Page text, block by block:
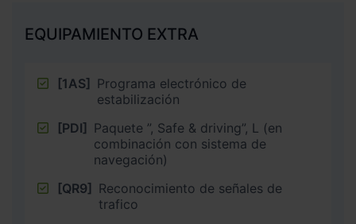
EQUIPAMIENTO EXTRA
[1AS] Programa electrónico de
estabilización
[PDI] Paquete ”, Safe & driving”, L (en
combinación con sistema de
navegación)
[QR9] Reconocimiento de señales de
trafico